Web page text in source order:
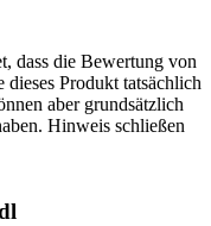
dass die Bewertung von
Produkt tatsächlich
aber grundsätzlich
Hinweis schließen